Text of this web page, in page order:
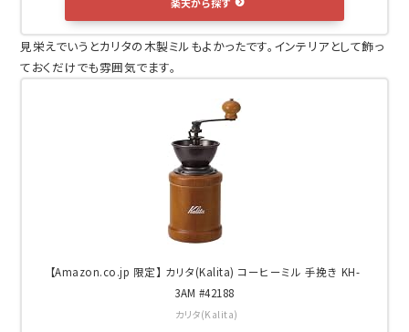
見栄えでいうとカリタの木製ミルもよかったです。インテリアとして飾っ
ておくだけでも雰囲気でます。
【Amazon.co.jp 限定】 カリタ(Kalita) コーヒーミル 手挽き KH-
3AM #42188
カリタ(Kalita)